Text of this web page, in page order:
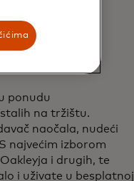
ponudu
na tržištu.
naočala, nudeći
najvećim izborom
i drugih, te
i uživate u besplatnoj